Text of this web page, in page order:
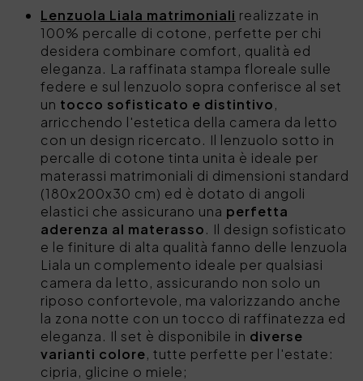
Lenzuola Liala matrimoniali realizzate in
100% percalle di cotone, perfette per chi
desidera combinare comfort, qualità ed
eleganza. La raffinata stampa floreale sulle
federe e sul lenzuolo sopra conferisce al set
un tocco sofisticato e distintivo,
arricchendo l'estetica della camera da letto
con un design ricercato. Il lenzuolo sotto in
percalle di cotone tinta unita è ideale per
materassi matrimoniali di dimensioni standard
(180x200x30 cm) ed è dotato di angoli
elastici che assicurano una perfetta
aderenza al materasso. Il design sofisticato
e le finiture di alta qualità fanno delle lenzuola
Liala un complemento ideale per qualsiasi
camera da letto, assicurando non solo un
riposo confortevole, ma valorizzando anche
la zona notte con un tocco di raffinatezza ed
eleganza. Il set è disponibile in diverse
varianti colore, tutte perfette per l'estate:
cipria, glicine o miele;